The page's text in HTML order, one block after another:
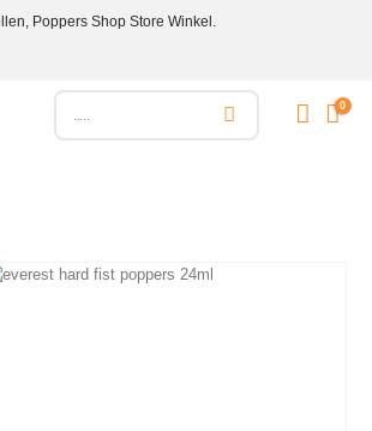
Poppers Shop Store Winkel.
0